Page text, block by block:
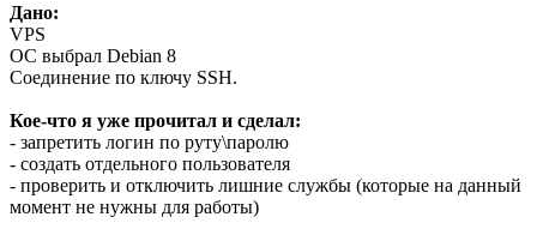
Дано:
VPS
ОС выбрал Debian 8
Соединение по ключу SSH.
Кое-что я уже прочитал и сделал:
- запретить логин по руту\паролю
- создать отдельного пользователя
- проверить и отключить лишние службы (которые на данный
момент не нужны для работы)